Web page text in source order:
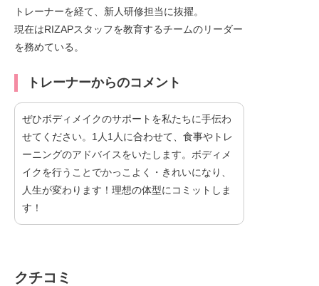
トレーナーを経て、新人研修担当に抜擢。
現在はRIZAPスタッフを教育するチームのリーダー
を務めている。
トレーナーからのコメント
ぜひボディメイクのサポートを私たちに手伝わ
せてください。1人1人に合わせて、食事やトレ
ーニングのアドバイスをいたします。ボディメ
イクを行うことでかっこよく・きれいになり、
人生が変わります！理想の体型にコミットしま
す！
クチコミ